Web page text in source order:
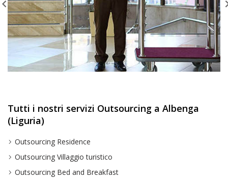
Tutti i nostri servizi Outsourcing a Albenga
(Liguria)
Outsourcing Residence
Outsourcing Villaggio turistico
Outsourcing Bed and Breakfast